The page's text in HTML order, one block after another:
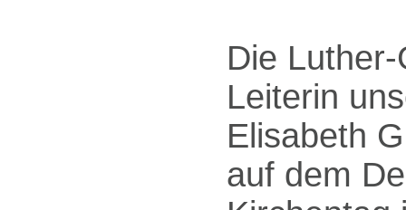
Die
Leiterin
Elisabeth
auf dem